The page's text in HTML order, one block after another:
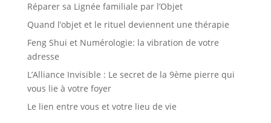
Réparer sa Lignée familiale par l’Objet
Quand l’objet et le rituel deviennent une thérapie
Feng Shui et Numérologie: la vibration de votre
adresse
L’Alliance Invisible : Le secret de la 9ème pierre qui
vous lie à votre foyer
Le lien entre vous et votre lieu de vie